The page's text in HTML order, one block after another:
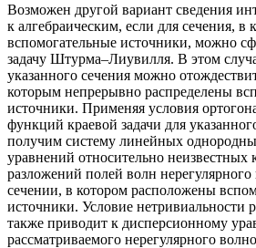
Возможен другой вариант сведения
к алгебраическим, если для сечения,
вспомогательные источники, можно
задачу Штурма–Лиувилля. В этом
указанного сечения можно
которым непрерывно распределены
источники. Применяя условия
функций краевой задачи для
получим систему линейных
уравнений относительно неизвестных
разложений полей волн
сечении, в котором расположены
источники. Условие нетривиальности
также приводит к дисперсионному
рассматриваемого нерегулярного